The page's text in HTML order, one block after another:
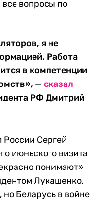
вопросы по
я не
Работа
в компетенции
— сказал
РФ Дмитрий
Сергей
июньского визита
понимают»
Лукашенко.
Беларусь в войне